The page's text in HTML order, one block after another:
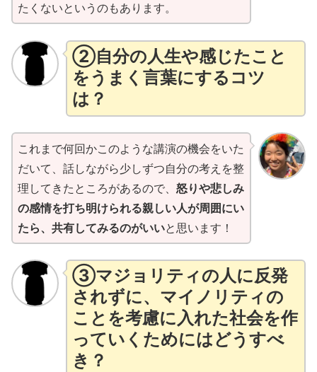
たくないというのもあります。
②自分の人生や感じたこと
をうまく言葉にするコツ
は ？
これまで何回かこのような講演の機会をいた
だいて、話しながら少しずつ自分の考えを整
理してきたところがあるので、 怒りや悲しみ
の感情を打ち明けられる親しい人が周囲にい
たら、共有してみるのがいいと思います！
③マジョリティの人に反発
されずに、マイノリティの
ことを考慮に入れた社会を作
っていくためにはどうすべ
き ？